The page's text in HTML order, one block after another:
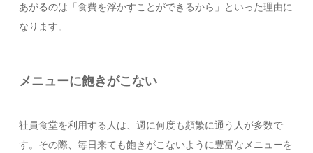
あがるのは「食費を浮かすことができるから」といった理由に
なります。
メニューに飽きがこない
社員食堂を利用する人は、週に何度も頻繁に通う人が多数で
す。その際、毎日来ても飽きがこないように豊富なメニューを